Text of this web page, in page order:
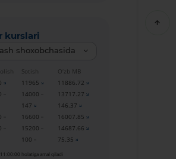
kurslari
shoxobchasida
Sotish
O‘zb MB
11965
11886.72
14000
13717.27
147
146.37
16600
16007.85
15200
14687.66
100 75.35
holatiga amal qiladi